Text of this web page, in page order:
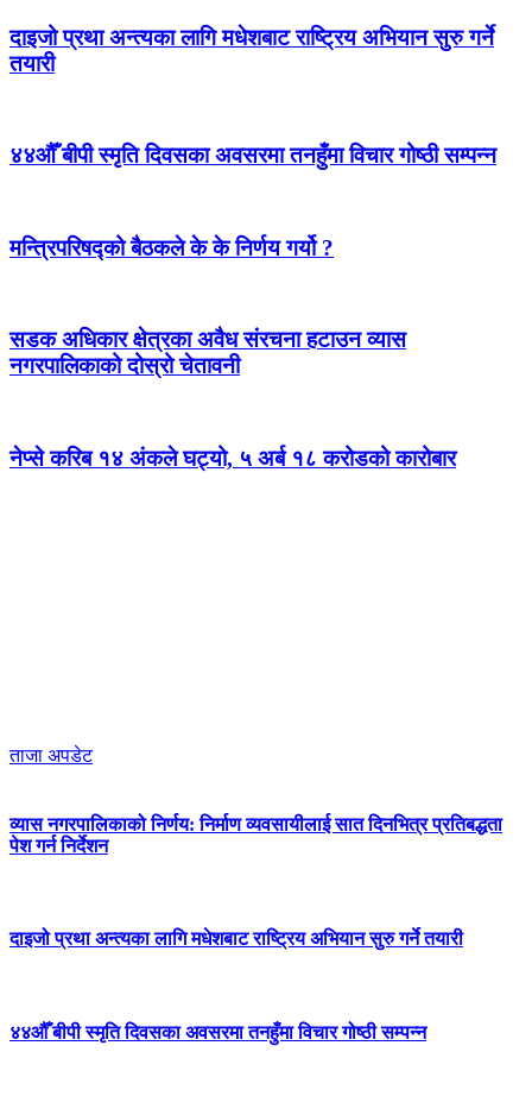
दाइजो प्रथा अन्त्यका लागि मधेशबाट राष्ट्रिय अभियान सुरु गर्ने
तयारी
४४औँ बीपी स्मृति दिवसका अवसरमा तनहुँमा विचार गोष्ठी सम्पन्न
मन्त्रिपरिषद्को बैठकले के के निर्णय गर्यो ?
सडक अधिकार क्षेत्रका अवैध संरचना हटाउन व्यास
नगरपालिकाको दोस्रो चेतावनी
नेप्से करिब १४ अंकले घट्यो, ५ अर्ब १८ करोडको कारोबार
ताजा अपडेट
व्यास नगरपालिकाको निर्णय: निर्माण व्यवसायीलाई सात दिनभित्र प्रतिबद्धता
पेश गर्न निर्देशन
दाइजो प्रथा अन्त्यका लागि मधेशबाट राष्ट्रिय अभियान सुरु गर्ने तयारी
४४औँ बीपी स्मृति दिवसका अवसरमा तनहुँमा विचार गोष्ठी सम्पन्न